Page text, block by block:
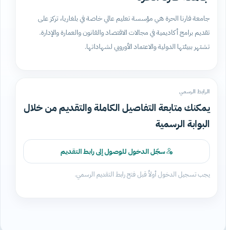
جامعة فارنا الحرة هي مؤسسة تعليم عالي خاصة في بلغاريا، تركز على
تقديم برامج أكاديمية في مجالات الاقتصاد والقانون والعمارة والإدارة.
تشتهر ببيئتها الدولية والاعتماد الأوروبي لشهاداتها.
الرابط الرسمي
يمكنك متابعة التفاصيل الكاملة والتقديم من خلال
البوابة الرسمية
سجّل الدخول للوصول إلى رابط التقديم
يجب تسجيل الدخول أولاً قبل فتح رابط التقديم الرسمي.